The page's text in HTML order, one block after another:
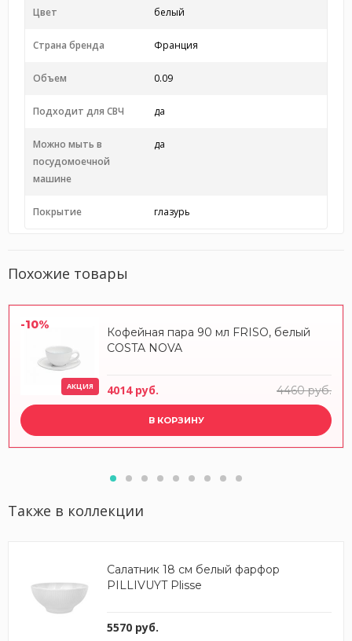
Цвет белый
Страна бренда Франция
Объем 0.09
Подходит для СВЧ да
Можно мыть в
посудомоечной
машине
да
Покрытие глазурь
Похожие товары
-10%
АКЦИЯ
Кофейная пара 90 мл FRISO, белый
COSTA NOVA
4014 руб. 4460 руб.
В КОРЗИНУ
Также в коллекции
Салатник 18 см белый фарфор
PILLIVUYT Plisse
5570 руб.